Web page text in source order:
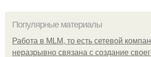
Популярные материалы
Работа в MLM, то есть сетевой
неразрывно связана с создание